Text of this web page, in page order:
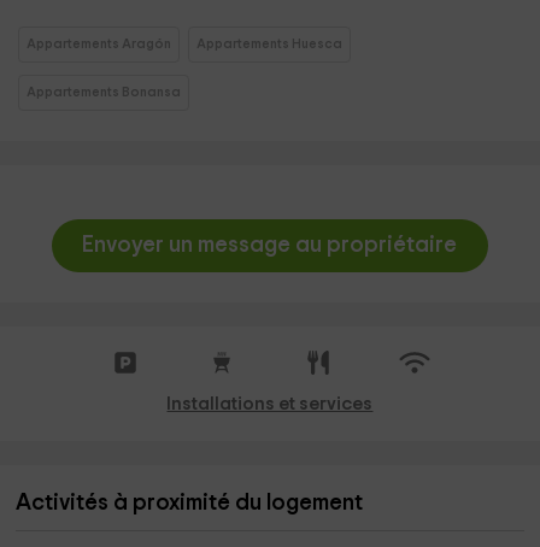
Appartements Aragón Appartements Huesca
Appartements Bonansa
Envoyer un message au propriétaire
Installations et services
Activités à proximité du logement